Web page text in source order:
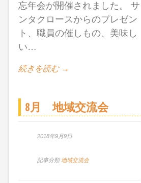
忘年会が開催されました。 サ
ンタクロースからのプレゼン
ト、職員の催しもの、美味し
い…
続きを読む →
8月 地域交流会
2018年9月9日
記事分類地域交流会